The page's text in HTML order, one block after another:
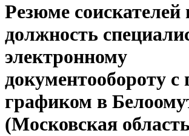
Резюме соискателей
должность
электронному
документообороту с
графиком в
(Московская